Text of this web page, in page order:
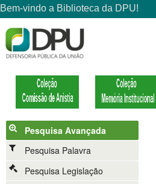
Pesquisa Avançada
Pesquisa Palavra
Pesquisa Legislação